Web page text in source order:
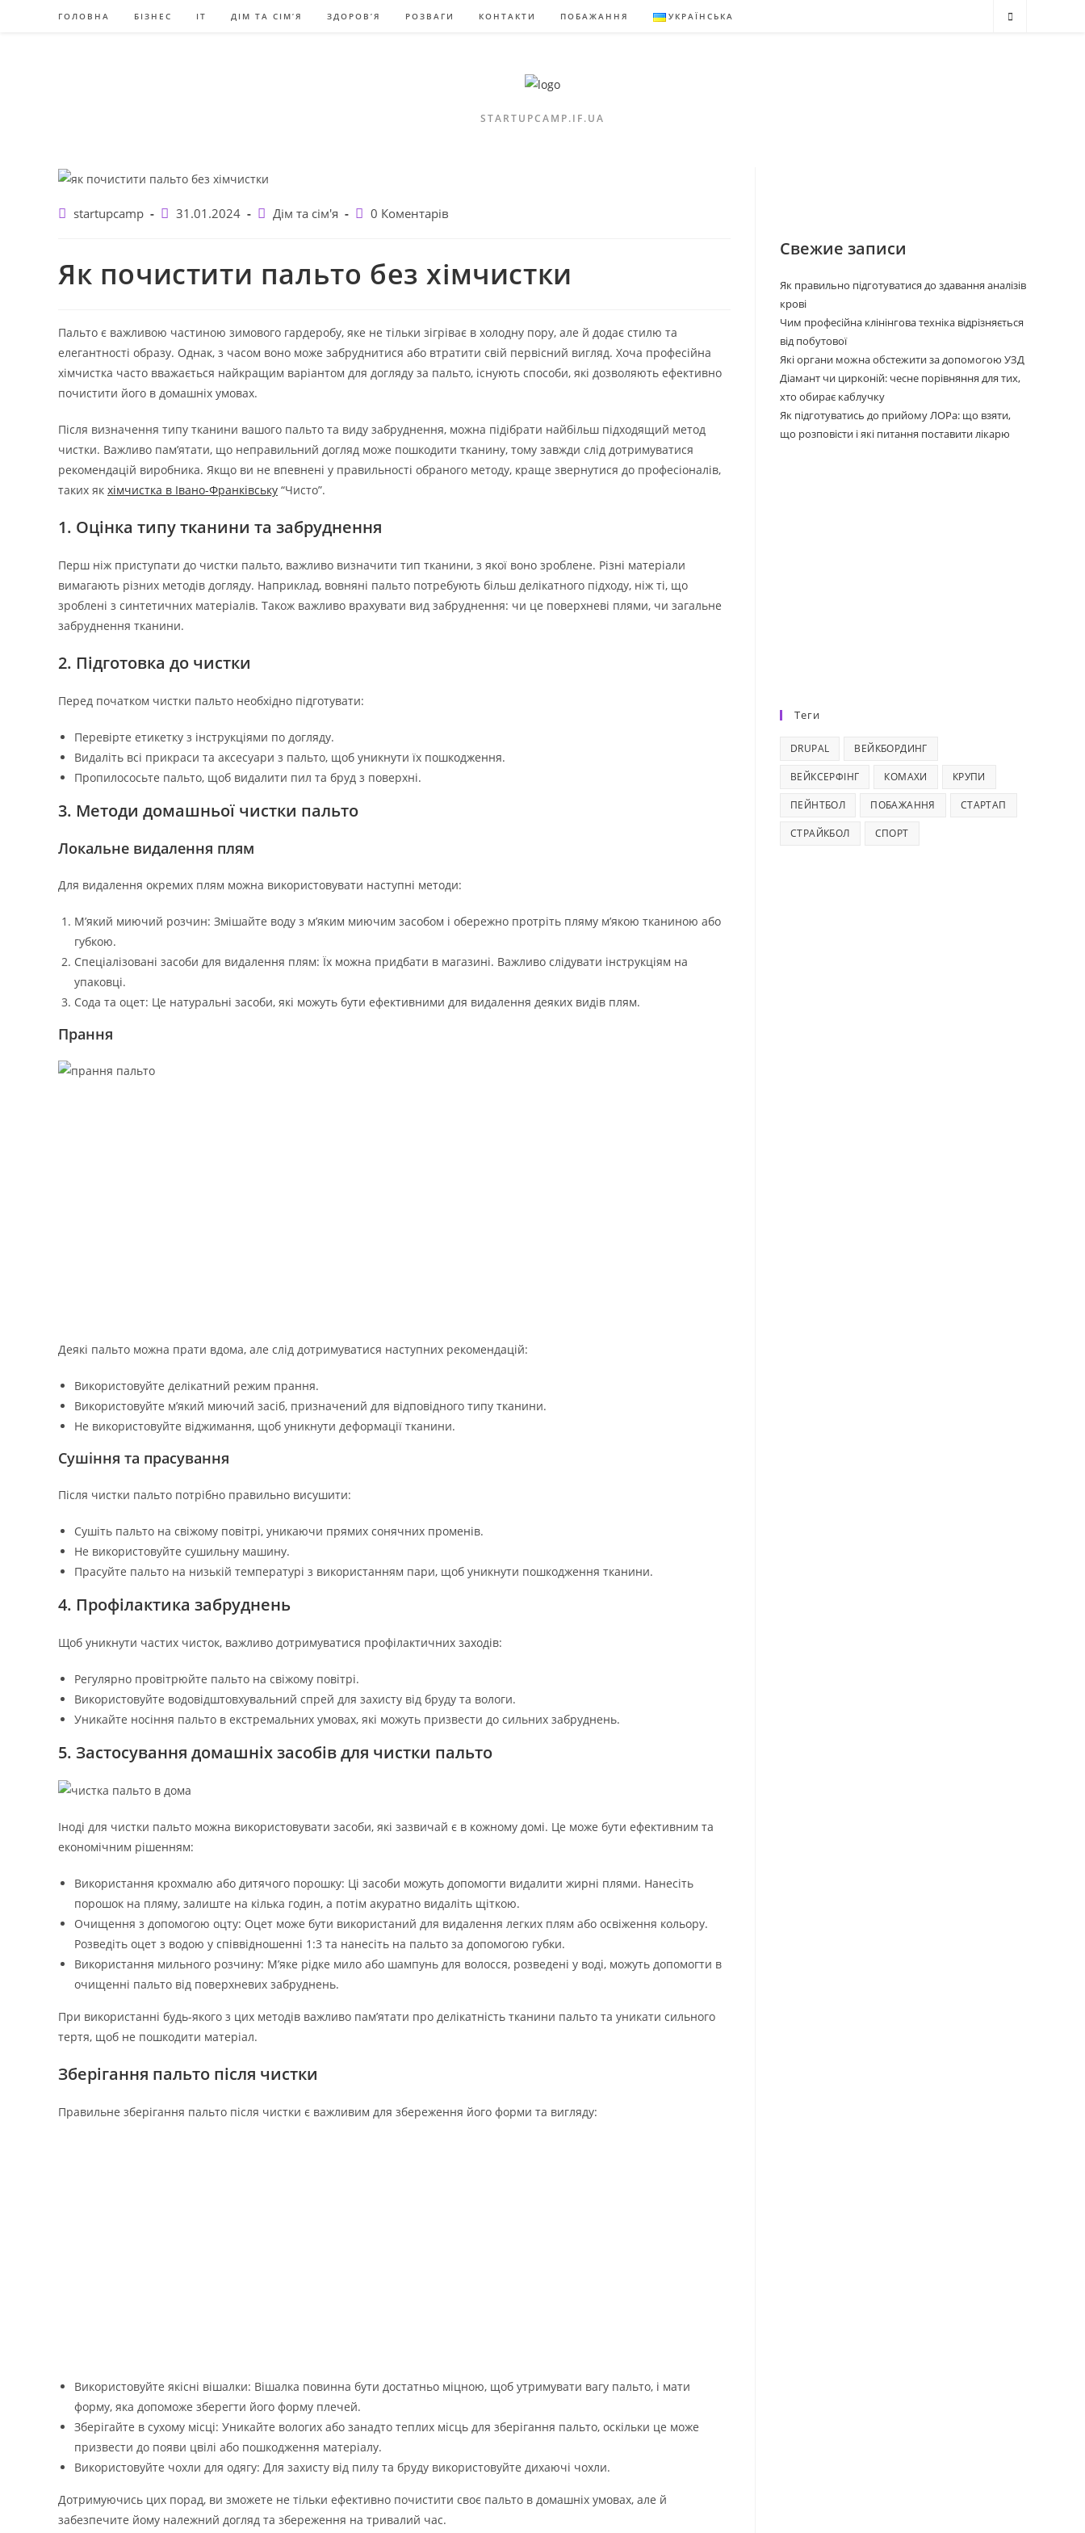
ГОЛОВНА БІЗНЕС IT ДІМ ТА СІМ’Я ЗДОРОВ’Я РОЗВАГИ КОНТАКТИ ПОБАЖАННЯ УКРАЇНСЬКА
STARTUPCAMP.IF.UA
Авторstartupcamp
Запис31.01.2024
Категорія
Дім та сім'я
Коментарі
0 Коментарів
Як почистити пальто без хімчистки
Пальто є важливою частиною зимового гардеробу, яке не тільки зігріває в холодну пору, але й додає стилю та
елегантності образу. Однак, з часом воно може забруднитися або втратити свій первісний вигляд. Хоча професійна
хімчистка часто вважається найкращим варіантом для догляду за пальто, існують способи, які дозволяють ефективно
почистити його в домашніх умовах.
Після визначення типу тканини вашого пальто та виду забруднення, можна підібрати найбільш підходящий метод
чистки. Важливо пам’ятати, що неправильний догляд може пошкодити тканину, тому завжди слід дотримуватися
рекомендацій виробника. Якщо ви не впевнені у правильності обраного методу, краще звернутися до професіоналів,
таких як хімчистка в Івано-Франківську “Чисто”.
1. Оцінка типу тканини та забруднення
Перш ніж приступати до чистки пальто, важливо визначити тип тканини, з якої воно зроблене. Різні матеріали
вимагають різних методів догляду. Наприклад, вовняні пальто потребують більш делікатного підходу, ніж ті, що
зроблені з синтетичних матеріалів. Також важливо врахувати вид забруднення: чи це поверхневі плями, чи загальне
забруднення тканини.
2. Підготовка до чистки
Перед початком чистки пальто необхідно підготувати:
Перевірте етикетку з інструкціями по догляду.
Видаліть всі прикраси та аксесуари з пальто, щоб уникнути їх пошкодження.
Пропилососьте пальто, щоб видалити пил та бруд з поверхні.
3. Методи домашньої чистки пальто
Локальне видалення плям
Для видалення окремих плям можна використовувати наступні методи:
М’який миючий розчин: Змішайте воду з м’яким миючим засобом і обережно протріть пляму м’якою тканиною або
губкою.
Спеціалізовані засоби для видалення плям: Їх можна придбати в магазині. Важливо слідувати інструкціям на
упаковці.
Сода та оцет: Це натуральні засоби, які можуть бути ефективними для видалення деяких видів плям.
Прання
Деякі пальто можна прати вдома, але слід дотримуватися наступних рекомендацій:
Використовуйте делікатний режим прання.
Використовуйте м’який миючий засіб, призначений для відповідного типу тканини.
Не використовуйте віджимання, щоб уникнути деформації тканини.
Сушіння та прасування
Після чистки пальто потрібно правильно висушити:
Сушіть пальто на свіжому повітрі, уникаючи прямих сонячних променів.
Не використовуйте сушильну машину.
Прасуйте пальто на низькій температурі з використанням пари, щоб уникнути пошкодження тканини.
4. Профілактика забруднень
Щоб уникнути частих чисток, важливо дотримуватися профілактичних заходів:
Регулярно провітрюйте пальто на свіжому повітрі.
Використовуйте водовідштовхувальний спрей для захисту від бруду та вологи.
Уникайте носіння пальто в екстремальних умовах, які можуть призвести до сильних забруднень.
5. Застосування домашніх засобів для чистки пальто
Іноді для чистки пальто можна використовувати засоби, які зазвичай є в кожному домі. Це може бути ефективним та
економічним рішенням:
Використання крохмалю або дитячого порошку: Ці засоби можуть допомогти видалити жирні плями. Нанесіть
порошок на пляму, залиште на кілька годин, а потім акуратно видаліть щіткою.
Очищення з допомогою оцту: Оцет може бути використаний для видалення легких плям або освіження кольору.
Розведіть оцет з водою у співвідношенні 1:3 та нанесіть на пальто за допомогою губки.
Використання мильного розчину: М’яке рідке мило або шампунь для волосся, розведені у воді, можуть допомогти в
очищенні пальто від поверхневих забруднень.
При використанні будь-якого з цих методів важливо пам’ятати про делікатність тканини пальто та уникати сильного
тертя, щоб не пошкодити матеріал.
Зберігання пальто після чистки
Правильне зберігання пальто після чистки є важливим для збереження його форми та вигляду:
Використовуйте якісні вішалки: Вішалка повинна бути достатньо міцною, щоб утримувати вагу пальто, і мати
форму, яка допоможе зберегти його форму плечей.
Зберігайте в сухому місці: Уникайте вологих або занадто теплих місць для зберігання пальто, оскільки це може
призвести до появи цвілі або пошкодження матеріалу.
Використовуйте чохли для одягу: Для захисту від пилу та бруду використовуйте дихаючі чохли.
Дотримуючись цих порад, ви зможете не тільки ефективно почистити своє пальто в домашніх умовах, але й
забезпечите йому належний догляд та збереження на тривалий час.
Свежие записи
Як правильно підготуватися до здавання аналізів
крові
Чим професійна клінінгова техніка відрізняється
від побутової
Які органи можна обстежити за допомогою УЗД
Діамант чи цирконій: чесне порівняння для тих,
хто обирає каблучку
Як підготуватись до прийому ЛОРа: що взяти,
що розповісти і які питання поставити лікарю
Теги
DRUPAL ВЕЙКБОРДИНГ
ВЕЙКСЕРФІНГ КОМАХИ КРУПИ
ПЕЙНТБОЛ ПОБАЖАННЯ СТАРТАП
СТРАЙКБОЛ СПОРТ